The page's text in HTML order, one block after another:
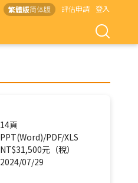
繁體版简体版 評估申請 登入
14頁
PPT(Word)/PDF/XLS
NT$31,500元（稅）
2024/07/29